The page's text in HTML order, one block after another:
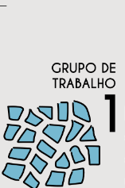
–